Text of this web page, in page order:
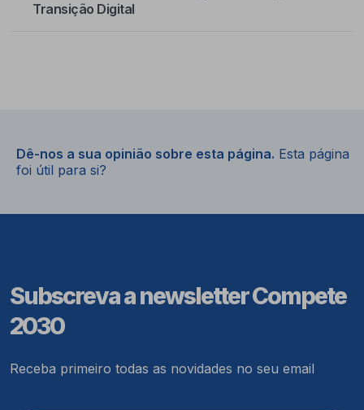
Transição Digital
Dê-nos a sua opinião sobre esta página. Esta página
foi útil para si?
Subscreva a newsletter Compete
2030
Receba primeiro todas as novidades no seu email